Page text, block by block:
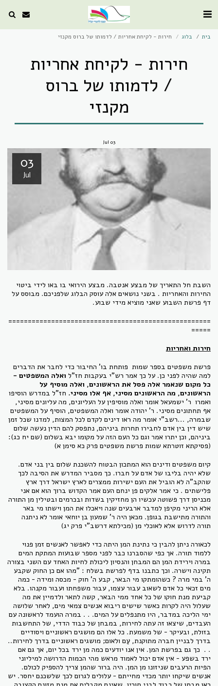
בית בלוג חירות - לקיחת אחריות / לדמותו של ברוס מקנזי
חירות - לקיחת אחריות
/ לדמותו של ברוס
מקנזי
03
Jul
03
Jul
השבת חל התאריך של מבצע אנטבה. מבצע הירואי בו באו לידי ביטוי
החירות והאחריות . בשני נושאים אלה עוסק הבלוג שלפניכם. מבוסס על
דף פרשת השבוע שאני מוציא מידי שבוע.
====================================================
=====
חירות ואחריות
פרשת משפטים בספר שמות פותחת בו' החיבור כדי לחבר את הדברים
למה שהיה לפני כן. על כך אמר רש"י בעקבות חז"ל ואלה המשפטים -
כל מקום שנאמר אלה פסל את הראשונים, ואלה מוסיף על
הראשונים, מה הראשונים מסיני, אף אלו מסיני. חז"ל במדרש הוסיפו
ואמרו ר' ישמעאל אומר ואלה מוסיפין על העליונים, מה עליונים מסיני,
אף תחתונים מסיני. ר' יהודה אומר ואלה המשפטים, הוסיף על המשפטים
שבמרה, ...רשב"י אומר מה ראו דינים לקדם לכל המצות, למדנו שכל זמן
שיש דין בין אדם לחבירו תחרות ביניהם, נתפסק להם הדין נעשה שלום
ביניהם, וכן יתרו אמר וגם כל העם הזה על מקומו יבא בשלום (שם יח כג):
(פסיקתא זוטרתא שמות פרשת משפטים פרק כא סימן א)
קיום משפטים ודינים הוא המתכון הבטוח להשכנת שלום בין בני אדם.
שלא יהיה בליבו של אדם על חברו. כך מסביר המדרש את הסיבה לכך
שהקב"ה לא הוביל את העם ישירות ממצרים לארץ ישראל דרך ארץ
פלישתים . כי אמר אלקים פן ינחם העם אמר הקדוש ברוך הוא אם אני
מכניסן דרך פשוטה עכשיו הן מחזיקין בשדות ובכרמים ובטילין מן התורה
אלא הריני מקיפן למדבר ארבעים שנה ויאכלו את המן וישתו מי באר
והתורה מתישבת בגופן. מכאן היה ר' שמעון בן יוחאי אומר לא ניתנה
תורה לדרוש אלא לאוכלי מן (מכילתא דרשב"י פרק יג)
לכאורה ניתן להבין כי נתינת המן היתה כדי לאפשר לאנשים זמן פנוי
ללמוד תורה. אך כפי שהסברנו כבר לפני מספר שבועות המתקת המים
במרה וירידת המן הם המבחן והנסיון ליכולת לחיות האחד עם השני בצורה
תקינה וישרה. וכך כתבנו בדף לפרשת בשלח : "מהו אם כן החוק שקבע
ה' במי מרה ? כשהומתקו מי הבאר, קבע ה' חוק - מכסה ומידה - כמה
מים זכאי כל אדם לשאוב עבור עצמו, עבור משפחתו ועבור מקנהו. בלא
קביעת מנת חוקו של כל אחד ממי הבאר, קשה לתאר ולדמיין את מה
שעלול היה לקרות כאשר שישים ריבוא אנשים צמאי מים, לאחר שלושה
ימי הליכה במדבר, היו מתנפלים על המים. . . במרה הועמד לראשונה עם
העבדים, שיצאו זה עתה לחירות, במבחן של כבוד הדדי, של התחשבות
בזולת, ובעיקר - של משמעת. כל אלו הם מושגים ראשוניים ויסודיים
בדרך לבניין חברה מתוקנת, עַם ולאום; מושגים ראשוניים בדרך לחירות..
. . כך גם בפרשת המן. אין אנו יודעים כמה מן ירד בכל יום, אך גם אם
ירד בשפע - אין אדם יכול לאמוד מראש מהי הכמות הדרושה למיליוני
הפיות הרעבים שניזונו מן המן. היה ברור שהמן צריך להספיק לכולם.
אנשים שיקחו יותר מכדי מחייתם - עלולים לגרום לכך שלשכנם יחסר. יש